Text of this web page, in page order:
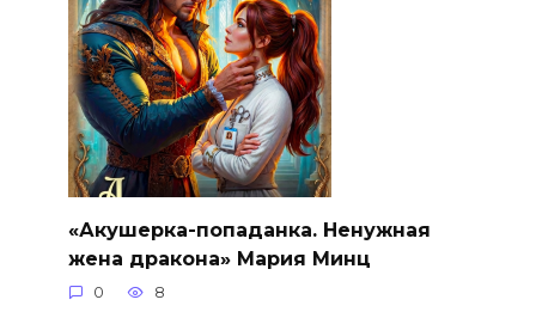
«Акушерка-попаданка. Ненужная
жена дракона» Мария Минц
0 8